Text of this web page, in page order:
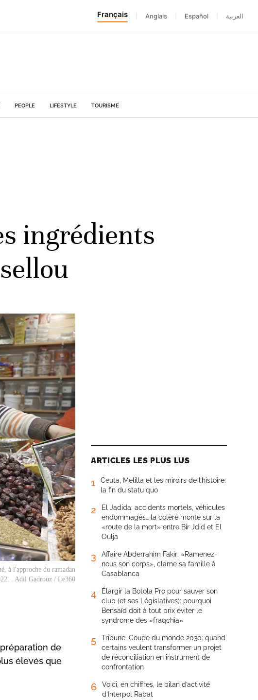
Français Anglais Español العربية
PEOPLE LIFESTYLE TOURISME
ingrédients
à l'approche du ramadan
. Adil Gadrouz / Le360
de
élevés que
ARTICLES LES PLUS LUS
1
Ceuta, Melilla et les miroirs de l’histoire:
la fin du statu quo
2
El Jadida: accidents mortels, véhicules
endommagés… la colère monte sur la
«route de la mort» entre Bir Jdid et El
Oulja
3
Affaire Abderrahim Fakir: «Ramenez-
nous son corps», clame sa famille à
Casablanca
4
Élargir la Botola Pro pour sauver son
club (et ses Législatives): pourquoi
Bensaïd doit à tout prix éviter le
syndrome des «fraqchia»
5
Tribune. Coupe du monde 2030: quand
certains veulent transformer un projet
de réconciliation en instrument de
confrontation
6
Voici, en chiffres, le bilan d’activité
d’Interpol Rabat